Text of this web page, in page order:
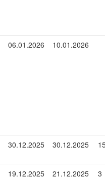
06.01.2026 10.01.2026
30.12.2025 30.12.2025
19.12.2025 21.12.2025 3